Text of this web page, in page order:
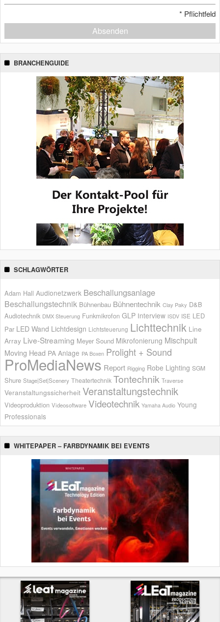
* Pflichtfeld
Absenden
BRANCHENGUIDE
SCHLAGWÖRTER
Adam Hall Audionetzwerk Beschallungsanlage
Beschallungstechnik Bühnenbau Bühnentechnik Clay Paky D&B
Audiotechnik DMX Steuerung Funkmikrofon GLP Interview ISDV ISE LED
Par LED Wand Lichtdesign Lichtsteuerung Lichttechnik Line
Array Live-Streaming Meyer Sound Mikrofonierung Mischpult
Moving Head PA Anlage PA Boxen Prolight + Sound
ProMediaNews Report Rigging Robe Lighting SGM
Shure Stage|Set|Scenery Theatertechnik Tontechnik Traverse
Veranstaltungssicherheit Veranstaltungstechnik
Videoproduktion Videosoftware Videotechnik Yamaha Audio Young
Professionals
WHITEPAPER – FARBDYNAMIK BEI EVENTS